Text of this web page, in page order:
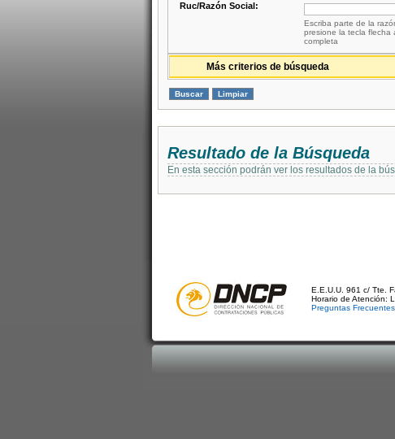
Ruc/Razón Social:
Escriba parte de la
presione la tecla flecha
completa
Más criterios de búsqueda
Resultado de la Búsqueda
En esta sección podrán ver los resultados de la
E.E.U.U. 961 c/ Tte.
Horario de Atención:
Preguntas Frecuentes